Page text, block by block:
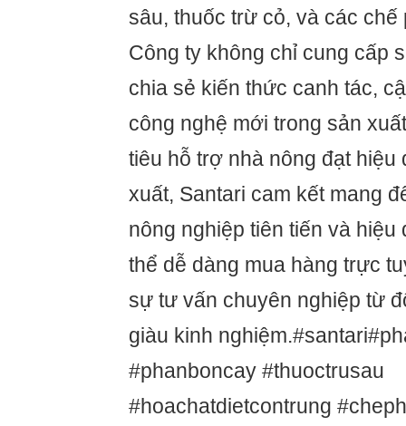
sâu, thuốc trừ cỏ, và các chế
Công ty không chỉ cung cấp
chia sẻ kiến thức canh tác,
công nghệ mới trong sản
tiêu hỗ trợ nhà nông đạt hiệu
xuất, Santari cam kết mang
nông nghiệp tiên tiến và hiệu
thể dễ dàng mua hàng trực
sự tư vấn chuyên nghiệp từ
giàu kinh
#phanboncay #thuoctrusau
#hoachatdietcontrung